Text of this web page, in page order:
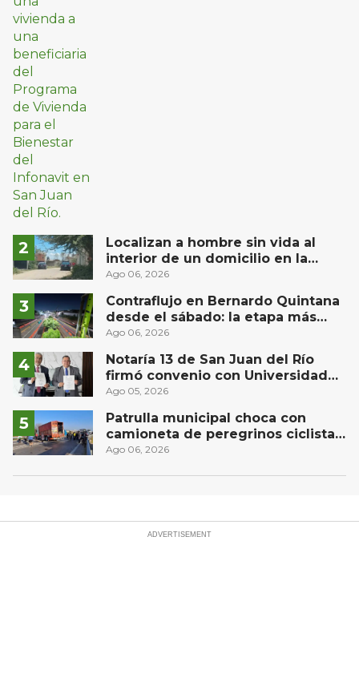
Localizan a hombre sin vida al
interior de un domicilio en la
comunidad El Rodeo, San Juan del
Ago 06, 2026
Contraflujo en Bernardo Quintana
desde el sábado: la etapa más
compleja del operativo vial
Ago 06, 2026
Notaría 13 de San Juan del Río
firmó convenio con Universidad
Privada del Bajío para recibir
Ago 05, 2026
Patrulla municipal choca con
camioneta de peregrinos ciclistas
en la autopista México-Querétaro
Ago 06, 2026